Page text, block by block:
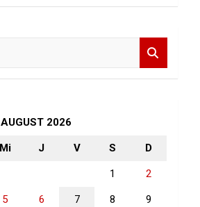
AUGUST 2026
Mi J V S D
1 2
5 6 7 8 9